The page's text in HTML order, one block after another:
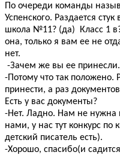
По очереди команды
Успенского. Раздается
школа №11? (да) Класс 1
она, только я вам ее не
нет.
-Зачем же вы ее принесли.
-Потому что так
принести, а раз
Есть у вас документы?
-Нет. Ладно. Нам не нужна
нами, у нас тут конкурс по
детский писатель есть).
-Хорошо, спасибо(и